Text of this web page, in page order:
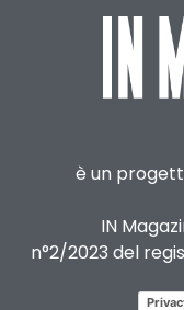
è un
IN
n°2/2023 del